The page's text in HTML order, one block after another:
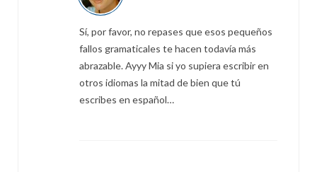
Sí, por favor, no repases que esos pequeños
fallos gramaticales te hacen todavía más
abrazable. Ayyy Mia si yo supiera escribir en
otros idiomas la mitad de bien que tú
escribes en español…